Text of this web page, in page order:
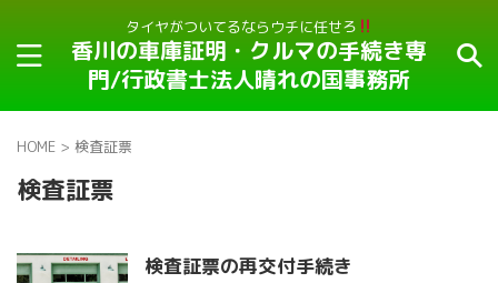
タイヤがついてるならウチに任せろ
香川の車庫証明・クルマの手続き専
門/行政書士法人晴れの国事務所
HOME > 検査証票
検査証票
検査証票の再交付手続き